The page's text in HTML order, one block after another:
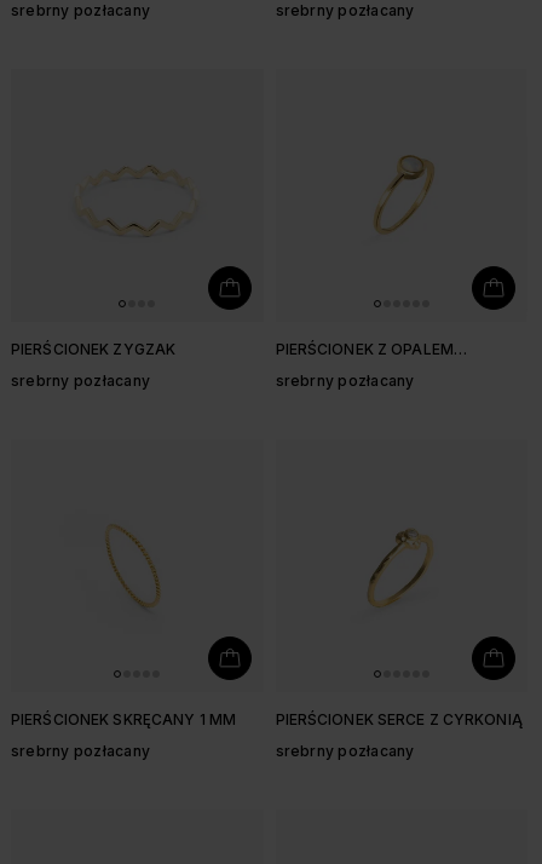
srebrny pozłacany
srebrny pozłacany
PIERŚCIONEK ZYGZAK
srebrny pozłacany
PIERŚCIONEK Z OPALEM
srebrny pozłacany
PIERŚCIONEK SKRĘCANY 1 MM
srebrny pozłacany
PIERŚCIONEK SERCE Z CYRKONIĄ
srebrny pozłacany